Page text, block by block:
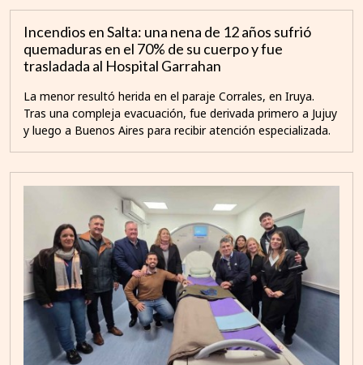
Incendios en Salta: una nena de 12 años sufrió
quemaduras en el 70% de su cuerpo y fue
trasladada al Hospital Garrahan
La menor resultó herida en el paraje Corrales, en Iruya.
Tras una compleja evacuación, fue derivada primero a Jujuy
y luego a Buenos Aires para recibir atención especializada.